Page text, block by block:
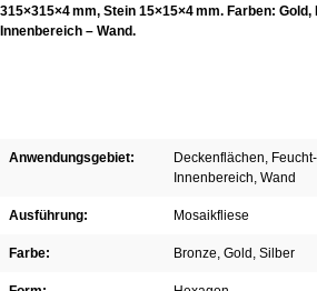
315×315×4 mm, Stein 15×15×4 mm. Farben: Gold,
Innenbereich – Wand.
Anwendungsgebiet: Deckenflächen ,
Innenbereich , Wand
Ausführung: Mosaikfliese
Farbe: Bronze , Gold , Silber